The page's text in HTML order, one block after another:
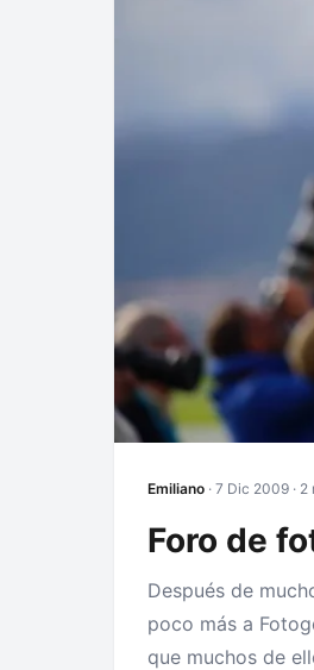
Emiliano · 7 Dic 2009 · 2
Foro de
Después de
poco más a
que muchos de